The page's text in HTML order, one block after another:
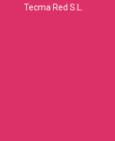
Tecma Red S.L.